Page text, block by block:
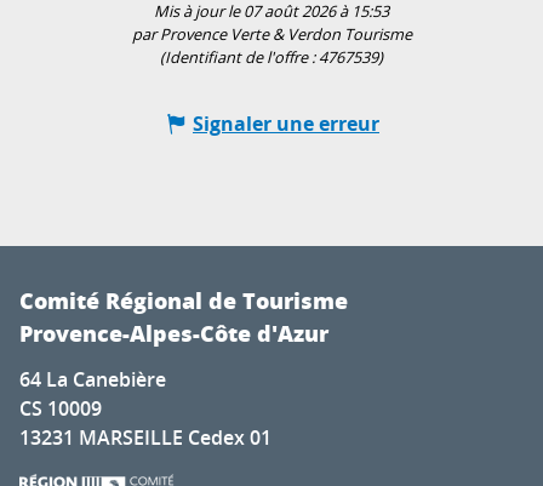
Mis à jour le 07 août 2026 à 15:53
par Provence Verte & Verdon Tourisme
(Identifiant de l'offre :4767539)
Signaler une erreur
Comité Régional de Tourisme
Provence-Alpes-Côte d'Azur
64 La Canebière
CS 10009
13231 MARSEILLE Cedex 01